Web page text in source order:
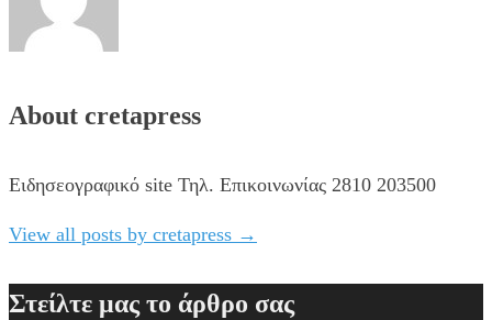
About cretapress
Ειδησεογραφικό site Τηλ. Επικοινωνίας 2810 203500
View all posts by cretapress →
Στείλτε μας το άρθρο σας